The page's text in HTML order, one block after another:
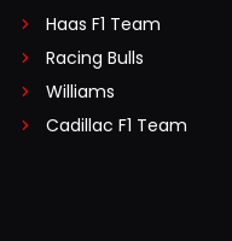
Haas F1 Team
Racing Bulls
Williams
Cadillac F1 Team